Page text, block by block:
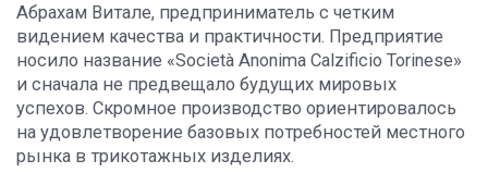
Абрахам Витале, предприниматель с четким
видением качества и практичности. Предприятие
носило название «Società Anonima Calzificio Torinese»
и сначала не предвещало будущих мировых
успехов. Скромное производство ориентировалось
на удовлетворение базовых потребностей местного
рынка в трикотажных изделиях.